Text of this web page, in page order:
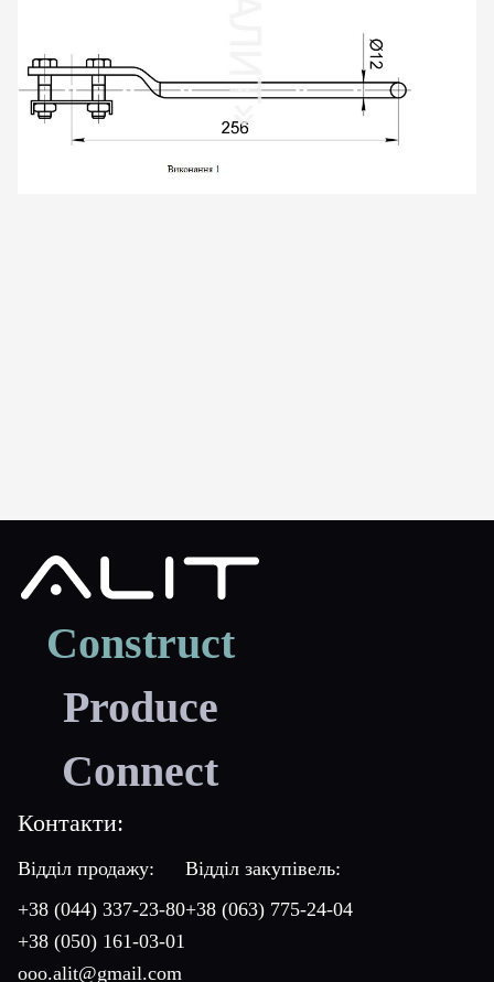
Construct
Produce
Connect
Контакти:
Відділ продажу:
+38 (044) 337-23-80
+38 (050) 161-03-01
ooo.alit@gmail.com
Відділ закупівель:
+38 (063) 775-24-04